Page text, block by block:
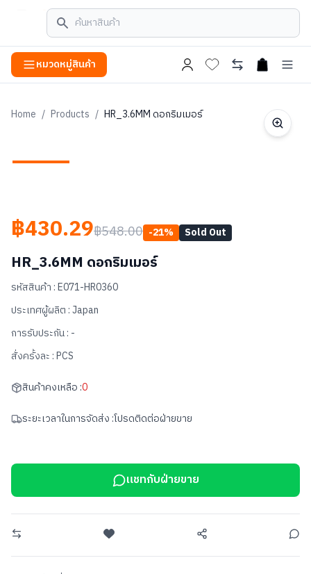
หมวดหมู่สินค้า open cart
Home / Products / HR_3.6MM ดอกริมเมอร์
฿430.29฿548.00 -21% Sold Out
HR_3.6MM ดอกริมเมอร์
รหัสสินค้า :E071-HR0360
ประเทศผู้ผลิต :Japan
การรับประกัน : -
สั่งครั้งละ :PCS
สินค้าคงเหลือ :0
ระยะเวลาในการจัดส่ง :โปรดติดต่อฝ่ายขาย
แชทกับฝ่ายขาย